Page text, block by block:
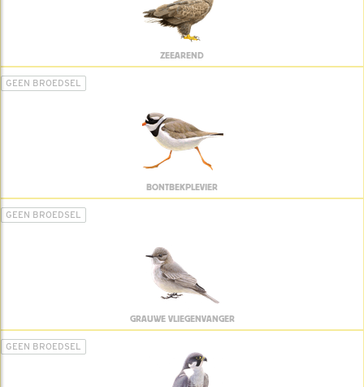
ZEEAREND
GEEN BROEDSEL
BONTBEKPLEVIER
GEEN BROEDSEL
GRAUWE VLIEGENVANGER
GEEN BROEDSEL